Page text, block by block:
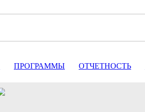
ПРОГРАММЫ ОТЧЕТНОСТЬ